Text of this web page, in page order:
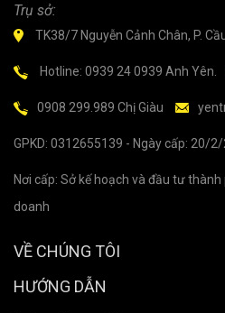
Trụ sở:
TK38/7 Nguyễn Cảnh Chân, P.
Hotline: 0939 24 0939 Anh Yên.
0908 299.989 Chị Giàu
GPKD: 0312655139 - Ngày cấp: 20/
Nơi cấp: Sở kế hoạch và đầu tư
doanh
VỀ CHÚNG TÔI
HƯỚNG DẪN